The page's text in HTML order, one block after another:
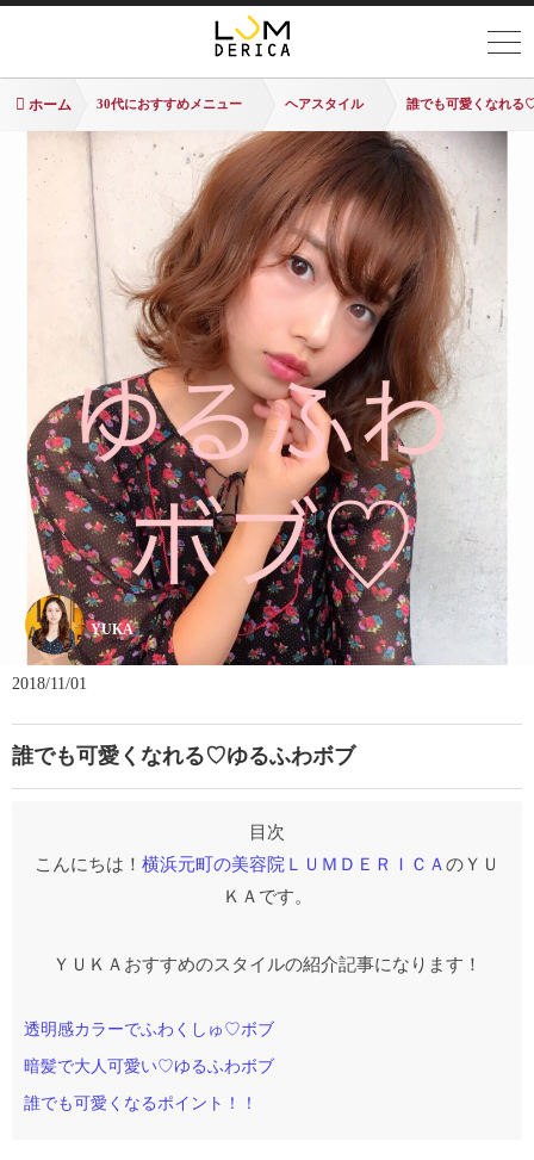
ホーム 30代におすすめメニュー ヘアスタイル 誰でも可愛くなれる
YUKA
2018/11/01
誰でも可愛くなれる♡ゆるふわボブ
こんにちは！ 横浜元町の美容院ＬＵＭＤＥＲＩＣＡ のＹＵ
ＫＡです。
ＹＵＫＡおすすめのスタイルの紹介記事になります！
透明感カラーでふわくしゅ♡ボブ
暗髪で大人可愛い♡ゆるふわボブ
誰でも可愛くなるポイント！！